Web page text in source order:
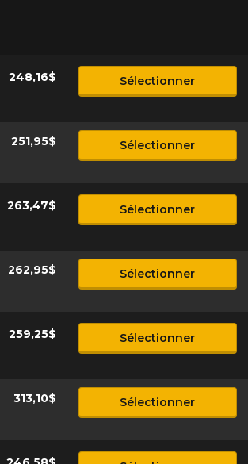
248,16$ Sélectionner
251,95$ Sélectionner
263,47$ Sélectionner
262,95$ Sélectionner
259,25$ Sélectionner
313,10$ Sélectionner